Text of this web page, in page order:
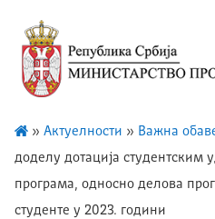
» Актуелности » Важна
доделу дотација студентским
програма, односно делова
студенте у 2023. години